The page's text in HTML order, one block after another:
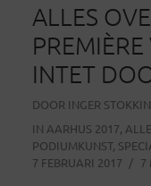
ALLES
INTET
DOOR INGER
IN AARHUS 2017,
PODIUMKUNST,
7 FEBRUARI 2017
7